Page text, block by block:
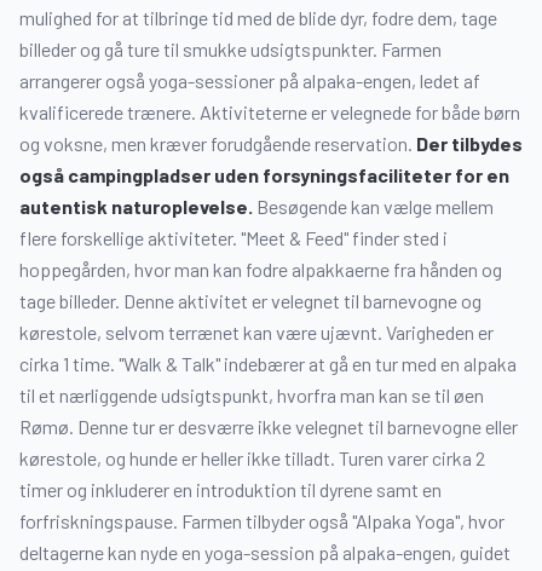
mulighed for at tilbringe tid med de blide dyr, fodre dem, tage
billeder og gå ture til smukke udsigtspunkter. Farmen
arrangerer også yoga-sessioner på alpaka-engen, ledet af
kvalificerede trænere. Aktiviteterne er velegnede for både børn
og voksne, men kræver forudgående reservation. Der tilbydes
også campingpladser uden forsyningsfaciliteter for en
autentisk naturoplevelse. Besøgende kan vælge mellem
flere forskellige aktiviteter. "Meet & Feed" finder sted i
hoppegården, hvor man kan fodre alpakkaerne fra hånden og
tage billeder. Denne aktivitet er velegnet til barnevogne og
kørestole, selvom terrænet kan være ujævnt. Varigheden er
cirka 1 time. "Walk & Talk" indebærer at gå en tur med en alpaka
til et nærliggende udsigtspunkt, hvorfra man kan se til øen
Rømø. Denne tur er desværre ikke velegnet til barnevogne eller
kørestole, og hunde er heller ikke tilladt. Turen varer cirka 2
timer og inkluderer en introduktion til dyrene samt en
forfriskningspause. Farmen tilbyder også "Alpaka Yoga", hvor
deltagerne kan nyde en yoga-session på alpaka-engen, guidet